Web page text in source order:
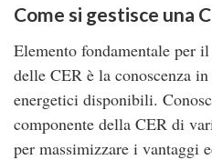
Come si gestisce una
Elemento fondamentale per
delle CER è la conoscenza
energetici disponibili.
componente della CER di
per massimizzare i vantaggi